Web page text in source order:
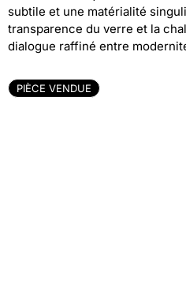
subtile et une matérialité
transparence du verre et la
dialogue raffiné entre
PIÈCE VENDUE